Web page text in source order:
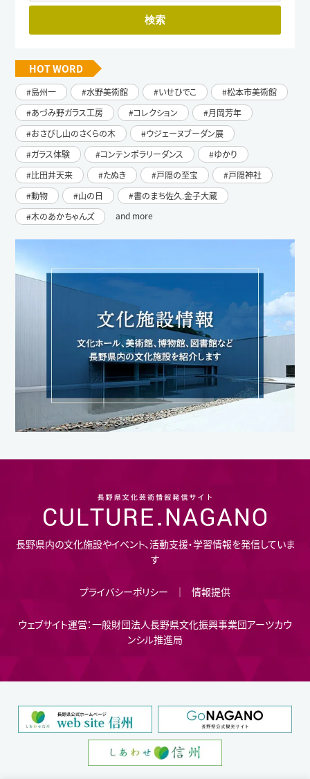
HOT WORD
島州一 水野美術館 いせひでこ
松本市美術館
あづみ野ガラス工房
コレクション
月岡芳年
おさびし山のさくらの木
ウジェーヌブーダン展
ガラス体験
コンテンポラリーダンス
ゆかり
比田井天来
たぬき 戸隠の至宝
戸隠神社
動物
山の日
書のまち佐久.金子大蔵
木のあかちゃんズ
and more
長野県内の文化施設やイベント、活動支援・学習情報を発信していま
す
プライバシーポリシー 情報提供
ウェブサイト運営：一般財団法人長野県文化振興事業団アーツカウ
ンシル推進局